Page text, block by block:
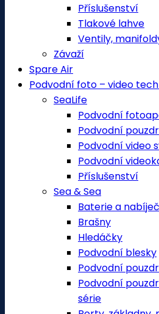
Příslušenství
Tlakové lahve
Ventily,
Závaží
Spare Air
Podvodní foto – video
SeaLife
Podvodní
Podvodní
Podvodní video
Podvodní
Příslušenství
Sea & Sea
Baterie a
Brašny
Hledáčky
Podvodní blesky
Podvodní
Podvodní
série